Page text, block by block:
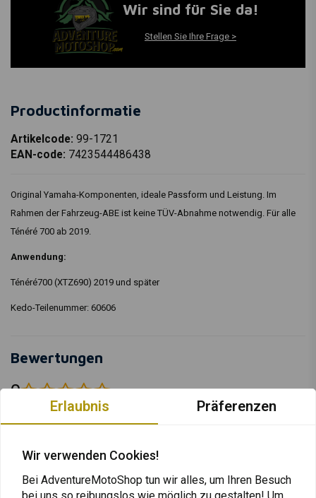
Wir sind für Sie da!
Stellen Sie Ihre Frage >
Productinformatie
Artikelcode: 99-1721
EAN-code: 7423544486438
Original Yamaha-Komponenten, ideale Passform und Leistung. Im
Rahmen der Fahrzeug-ABE ist keine TÜV-Abnahme notwendig. Für alle
Ténéré 700 ab 2019.
Anwendung:
Ténéré700 (XTZ690) 2019 und später
Kedo-Teilenummer: 60606
Bewertungen
0
Erlaubnis Präferenzen
Wir verwenden Cookies!
Bei AdventureMotoShop tun wir alles, um Ihren Besuch
bei uns so reibungslos wie möglich zu gestalten! Um